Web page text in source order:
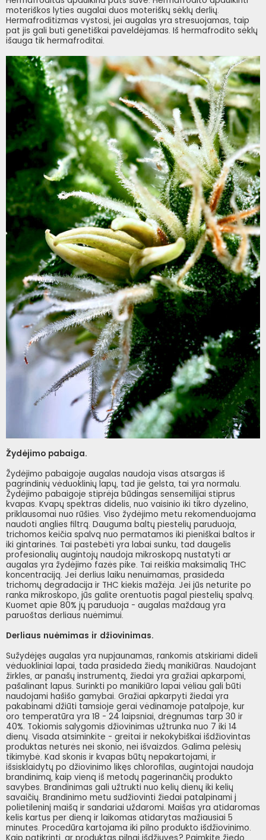
moteriškos lyties augalai duos moteriškų sėklų derlių.
Hermafroditizmas vystosi, jei augalas yra stresuojamas, taip
pat jis gali buti genetiškai paveldėjamas. Iš hermafrodito sėklų
išauga tik hermafroditai.
Žydėjimo pabaiga.
Žydėjimo pabaigoje augalas naudoja visas atsargas iš
pagrindinių vėduoklinių lapų, tad jie gelsta, tai yra normalu.
Žydėjimo pabaigoje stiprėja būdingas sensemilijai stiprus
kvapas. Kvapų spektras didelis, nuo vaisinio iki tikro dyzelino,
priklausomai nuo rūšies. Viso žydėjimo metu rekomenduojama
naudoti anglies filtrą. Dauguma baltų piestelių paruduoja,
trichomos keičia spalvą nuo permatamos iki pieniškai baltos ir
iki gintarinės. Tai pastebėti yra labai sunku, tad daugelis
profesionalių augintojų naudoja mikroskopą nustatyti ar
augalas yra žydėjimo fazės pike. Tai reiškia maksimalią THC
koncentraciją. Jei derlius laiku nenuimamas, prasideda
trichomų degradacija ir THC kiekis mažėja. Jei jūs neturite po
ranka mikroskopo, jūs galite orentuotis pagal piestelių spalvą.
Kuomet apie 80% jų paruduoja - augalas maždaug yra
paruoštas derliaus nuėmimui.
Derliaus nuėmimas ir džiovinimas.
Sužydėjęs augalas yra nupjaunamas, rankomis atskiriami dideli
vėduokliniai lapai, tada prasideda žiedų manikiūras. Naudojant
žirkles, ar panašų instrumentą, žiedai yra gražiai apkarpomi,
pašalinant lapus. Surinkti po manikiūro lapai vėliau gali būti
naudojami hašišo gamybai. Gražiai apkarpyti žiedai yra
pakabinami džiūti tamsioje gerai vėdinamoje patalpoje, kur
oro temperatūra yra 18 - 24 laipsniai, drėgnumas tarp 30 ir
40%. Tokiomis salygomis džiovinimas užtrunka nuo 7 iki 14
dienų. Visada atsiminkite - greitai ir nekokybiškai išdžiovintas
produktas neturės nei skonio, nei išvaizdos. Galima pelėsių
tikimybė. Kad skonis ir kvapas būtų nepakartojami, ir
išsisklaidytų po džiovinimo likęs chlorofilas, augintojai naudoja
brandinimą, kaip vieną iš metodų pagerinančių produkto
savybes. Brandinimas gali užtrukti nuo kelių dienų iki kelių
savaičių. Brandinimo metu sudžiovinti žiedai patalpinami į
polietileninį maišą ir sandariai uždaromi. Maišas yra atidaromas
kelis kartus per dieną ir laikomas atidarytas mažiausiai 5
minutes. Procedūra kartojama iki pilno produkto išdžiovinimo.